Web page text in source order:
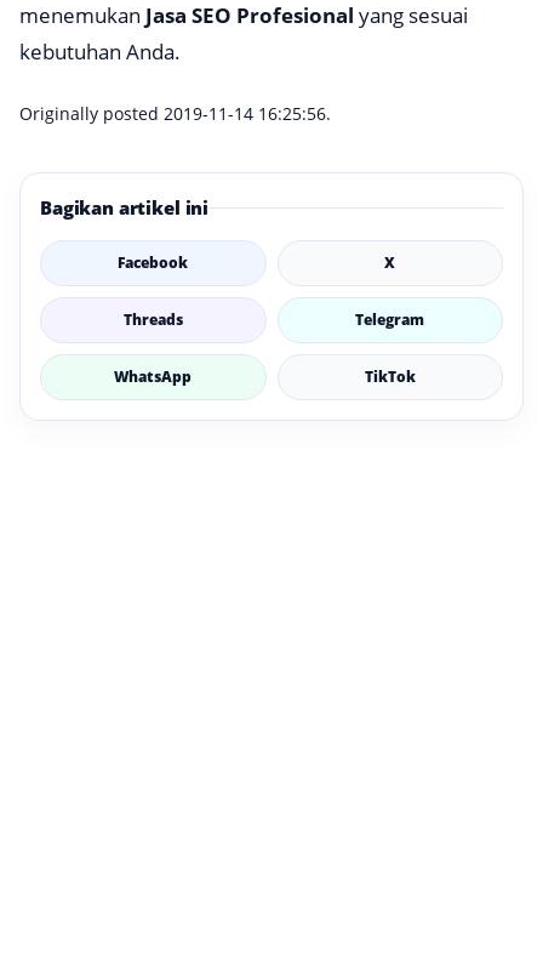
menemukan Jasa SEO Profesional yang sesuai
kebutuhan Anda.
Originally posted 2019-11-14 16:25:56.
Bagikan artikel ini
Facebook X
Threads Telegram
WhatsApp TikTok